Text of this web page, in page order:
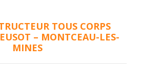
TOUS CORPS
– MONTCEAU-LES-
MINES